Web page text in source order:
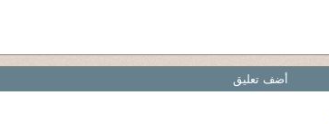
أضف تعليق